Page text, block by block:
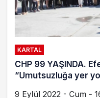
KARTAL
CHP 99 YAŞINDA.
“Umutsuzluğa yer
9 Eylül 2022 - Cum -